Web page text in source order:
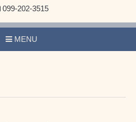
099-202-3515
MENU